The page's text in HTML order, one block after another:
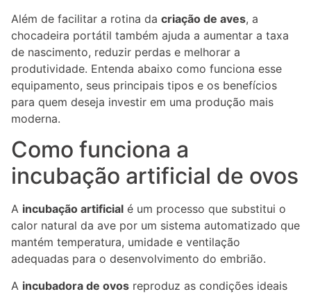
Além de facilitar a rotina da criação de aves, a
chocadeira portátil também ajuda a aumentar a taxa
de nascimento, reduzir perdas e melhorar a
produtividade. Entenda abaixo como funciona esse
equipamento, seus principais tipos e os benefícios
para quem deseja investir em uma produção mais
moderna.
Como funciona a
incubação artificial de ovos
A incubação artificial é um processo que substitui o
calor natural da ave por um sistema automatizado que
mantém temperatura, umidade e ventilação
adequadas para o desenvolvimento do embrião.
A incubadora de ovos reproduz as condições ideais